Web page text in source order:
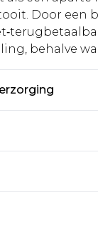
Door een
behalve